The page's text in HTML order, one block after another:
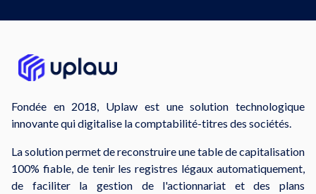
Fondée en 2018, Uplaw est une solution technologique
innovante qui digitalise la comptabilité-titres des sociétés.
La solution permet de reconstruire une table de capitalisation
100% fiable, de tenir les registres légaux automatiquement,
de faciliter la gestion de l'actionnariat et des plans